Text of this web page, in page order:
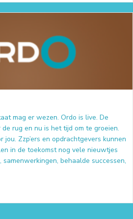
mag er wezen. Ordo is live. De
rug en nu is het tijd om te groeien.
Zzp’ers en opdrachtgevers kunnen
in de toekomst nog vele nieuwtjes
behaalde successen,
(a)live